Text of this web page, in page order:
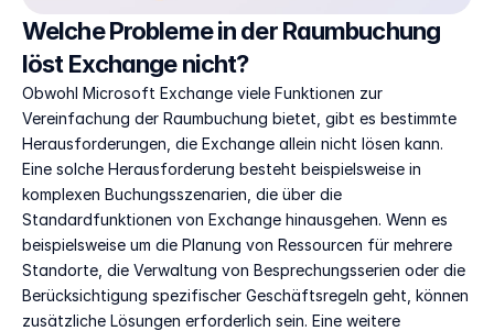
Welche Probleme in der Raumbuchung
löst Exchange nicht?
Obwohl Microsoft Exchange viele Funktionen zur
Vereinfachung der Raumbuchung bietet, gibt es bestimmte
Herausforderungen, die Exchange allein nicht lösen kann.
Eine solche Herausforderung besteht beispielsweise in
komplexen Buchungsszenarien, die über die
Standardfunktionen von Exchange hinausgehen. Wenn es
beispielsweise um die Planung von Ressourcen für mehrere
Standorte, die Verwaltung von Besprechungsserien oder die
Berücksichtigung spezifischer Geschäftsregeln geht, können
zusätzliche Lösungen erforderlich sein. Eine weitere